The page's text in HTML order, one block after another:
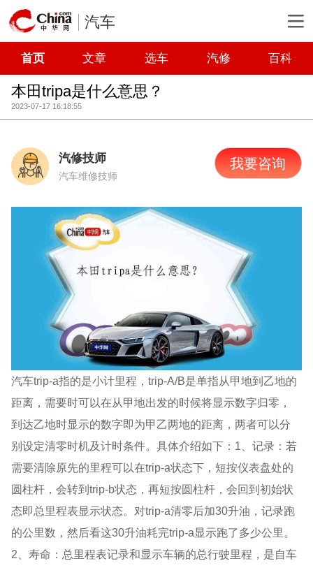
汽车
首页 文章 选车 汽修 百科
本田tripa是什么意思？
2023-07-17 16:18:55
汽修技师
汽车维修技师
我要咨询
汽车trip-a指的是小计里程，trip-A/B是单指从甲地到乙地的
距离，需要时可以在从甲地出发的时候将显示数字归零，
到达乙地时显示的数字即为甲乙两地的距离，两者可以分
别设定清零时机及计时条件。具体介绍如下：1、记录：若
需要清除原先的里程可以在trip-a状态下，短按仪表盘处的
圆柱杆，会转到trip-b状态，再短按圆柱杆，会回到初始状
态即总里程表显示状态。对trip-a清零后加30升油，记录跑
的公里数，然后看这30升油耗完trip-a显示跑了多少公里。
2、寿命：总里程表记录和显示车辆的总行驶里程，是自车